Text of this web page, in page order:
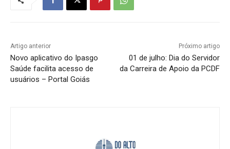
Artigo anterior
Novo aplicativo do Ipasgo
Saúde facilita acesso de
usuários – Portal Goiás
Próximo artigo
01 de julho: Dia do Servidor
da Carreira de Apoio da PCDF